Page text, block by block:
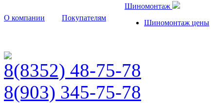
О компании Покупателям
Шиномонтаж
Шиномонтаж цены
8(8352) 48-75-78
8(903) 345-75-78